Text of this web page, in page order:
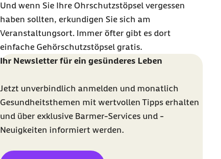
Und wenn Sie Ihre Ohrschutzstöpsel vergessen
haben sollten, erkundigen Sie sich am
Veranstaltungsort. Immer öfter gibt es dort
einfache Gehörschutzstöpsel gratis.
Ihr Newsletter für ein gesünderes Leben
Jetzt unverbindlich anmelden und monatlich
Gesundheitsthemen mit wertvollen Tipps erhalten
und über exklusive Barmer-Services und -
Neuigkeiten informiert werden.